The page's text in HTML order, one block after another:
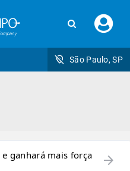
seu
São Paulo, SP
ganhará mais força
arrow_forward